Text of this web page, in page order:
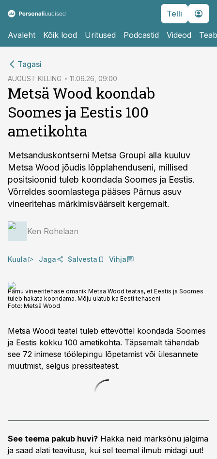
Telli
Avaleht Kõik lood Üritused Podcastid Videod
Tagasi
AUGUST KILLING 11.06.26, 09:00
Metsä Wood koondab
Soomes ja Eestis 100
ametikohta
Metsanduskontserni Metsa Groupi alla kuuluv
Metsa Wood jõudis lõpplahenduseni, millised
positsioonid tuleb koondada Soomes ja Eestis.
Võrreldes soomlastega pääses Pärnus asuv
vineeritehas märkimisväärselt kergemalt.
Ken Rohelaan
Kuula Jaga Salvesta Vihja
Pärnu vineeritehase omanik Metsa Wood teatas, et Eestis ja Soomes
tuleb hakata koondama. Mõju ulatub ka Eesti tehaseni.
Foto: Metsä Wood
Metsä Woodi teatel tuleb ettevõttel koondada Soomes
ja Eestis kokku 100 ametikohta. Täpsemalt tähendab
see 72 inimese töölepingu lõpetamist või ülesannete
muutmist, selgus pressiteatest.
See teema pakub huvi? Hakka neid märksõnu jälgima
ja saad alati teavituse, kui sel teemal ilmub midagi uut!